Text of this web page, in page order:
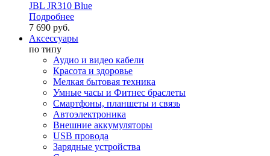
JBL JR310 Blue
Подробнее
7 690 руб.
Аксессуары
по типу
Аудио и видео кабели
Красота и здоровье
Мелкая бытовая техника
Умные часы и Фитнес браслеты
Смартфоны, планшеты и связь
Автоэлектроника
Внешние аккумуляторы
USB провода
Зарядные устройства